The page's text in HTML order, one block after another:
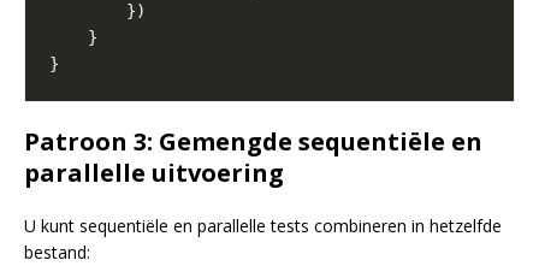
Patroon 3: Gemengde sequentiële en
parallelle uitvoering
U kunt sequentiële en parallelle tests combineren in hetzelfde
bestand: